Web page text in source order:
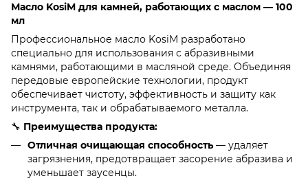
Масло KosiM для камней, работающих с маслом — 100
мл
Профессиональное масло KosiM разработано
специально для использования с абразивными
камнями, работающими в масляной среде. Объединяя
передовые европейские технологии, продукт
обеспечивает чистоту, эффективность и защиту как
инструмента, так и обрабатываемого металла.
🔧 Преимущества продукта:
Отличная очищающая способность — удаляет
загрязнения, предотвращает засорение абразива и
уменьшает заусенцы.